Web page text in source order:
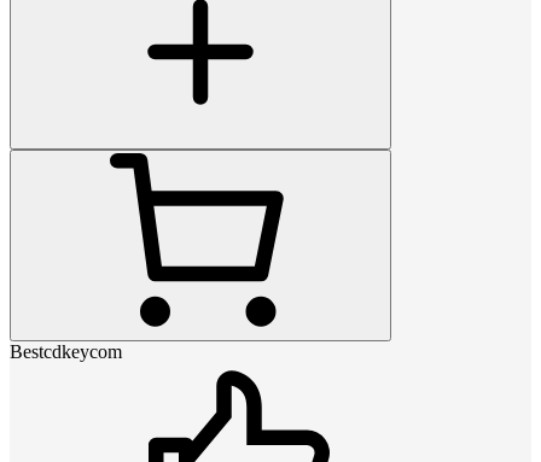
Bestcdkeycom